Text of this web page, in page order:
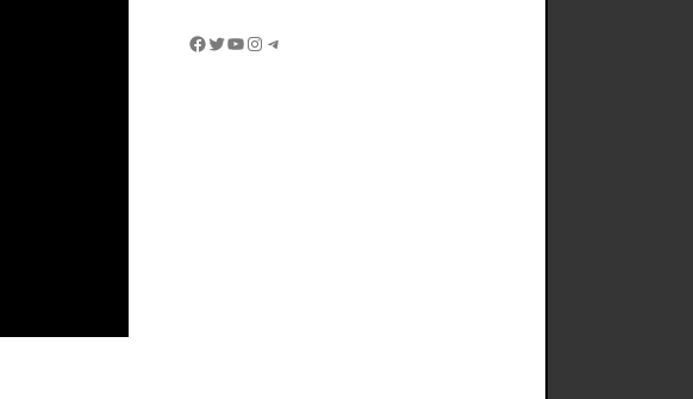
Facebook
Twitter
YouTube
Instagram
Telegram